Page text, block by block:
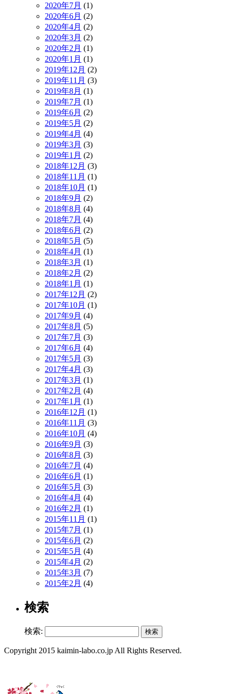
2020年7月 (1)
2020年6月 (2)
2020年4月 (2)
2020年3月 (2)
2020年2月 (1)
2020年1月 (1)
2019年12月 (2)
2019年11月 (3)
2019年8月 (1)
2019年7月 (1)
2019年6月 (2)
2019年5月 (2)
2019年4月 (4)
2019年3月 (3)
2019年1月 (2)
2018年12月 (3)
2018年11月 (1)
2018年10月 (1)
2018年9月 (2)
2018年8月 (4)
2018年7月 (4)
2018年6月 (2)
2018年5月 (5)
2018年4月 (1)
2018年3月 (1)
2018年2月 (2)
2018年1月 (1)
2017年12月 (2)
2017年10月 (1)
2017年9月 (4)
2017年8月 (5)
2017年7月 (3)
2017年6月 (4)
2017年5月 (3)
2017年4月 (3)
2017年3月 (1)
2017年2月 (4)
2017年1月 (1)
2016年12月 (1)
2016年11月 (3)
2016年10月 (4)
2016年9月 (3)
2016年8月 (3)
2016年7月 (4)
2016年6月 (1)
2016年5月 (3)
2016年4月 (4)
2016年2月 (1)
2015年11月 (1)
2015年7月 (1)
2015年6月 (2)
2015年5月 (4)
2015年4月 (2)
2015年3月 (7)
2015年2月 (4)
検索
検索:
Copyright 2015 kaimin-labo.co.jp All Rights Reserved.